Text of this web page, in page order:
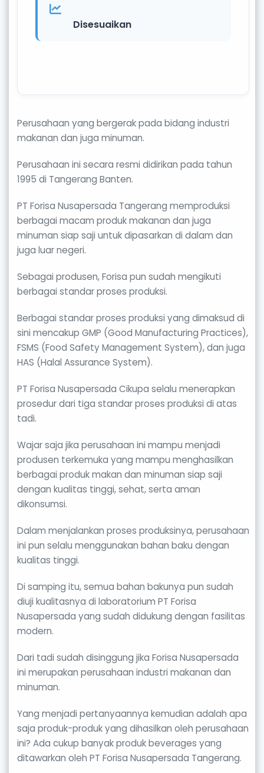
Disesuaikan
Perusahaan yang bergerak pada bidang industri
makanan dan juga minuman.
Perusahaan ini secara resmi didirikan pada tahun
1995 di Tangerang Banten.
PT Forisa Nusapersada Tangerang memproduksi
berbagai macam produk makanan dan juga
minuman siap saji untuk dipasarkan di dalam dan
juga luar negeri.
Sebagai produsen, Forisa pun sudah mengikuti
berbagai standar proses produksi.
Berbagai standar proses produksi yang dimaksud di
sini mencakup GMP (Good Manufacturing Practices),
FSMS (Food Safety Management System), dan juga
HAS (Halal Assurance System).
PT Forisa Nusapersada Cikupa selalu menerapkan
prosedur dari tiga standar proses produksi di atas
tadi.
Wajar saja jika perusahaan ini mampu menjadi
produsen terkemuka yang mampu menghasilkan
berbagai produk makan dan minuman siap saji
dengan kualitas tinggi, sehat, serta aman
dikonsumsi.
Dalam menjalankan proses produksinya, perusahaan
ini pun selalu menggunakan bahan baku dengan
kualitas tinggi.
Di samping itu, semua bahan bakunya pun sudah
diuji kualitasnya di laboratorium PT Forisa
Nusapersada yang sudah didukung dengan fasilitas
modern.
Dari tadi sudah disinggung jika Forisa Nusapersada
ini merupakan perusahaan industri makanan dan
minuman.
Yang menjadi pertanyaannya kemudian adalah apa
saja produk-produk yang dihasilkan oleh perusahaan
ini? Ada cukup banyak produk beverages yang
ditawarkan oleh PT Forisa Nusapersada Tangerang.